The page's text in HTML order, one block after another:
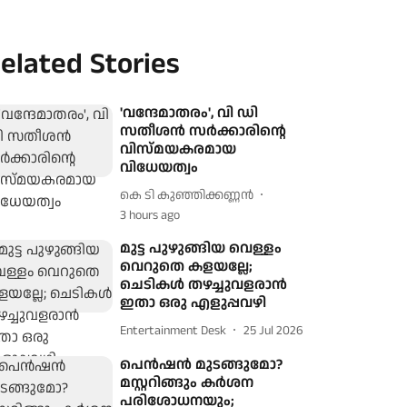
Stories
'വന്ദേമാതരം', വി ഡി
സതീശൻ സർക്കാരിന്റെ
വിസ്മയകരമായ
വിധേയത്വം
കെ ടി കുഞ്ഞിക്കണ്ണന്‍
3 hours ago
മുട്ട പുഴുങ്ങിയ വെള്ളം
വെറുതെ കളയല്ലേ;
ചെടികൾ തഴച്ചുവളരാൻ
ഇതാ ഒരു എളുപ്പവഴി
Entertainment Desk 25 Jul 2026
പെന്‍ഷന്‍ മുടങ്ങുമോ?
മസ്റ്ററിങ്ങും കര്‍ശന
പരിശോധനയും;